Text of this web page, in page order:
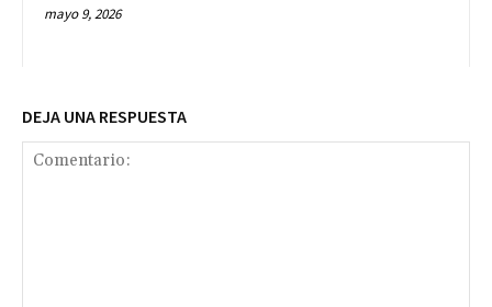
mayo 9, 2026
DEJA UNA RESPUESTA